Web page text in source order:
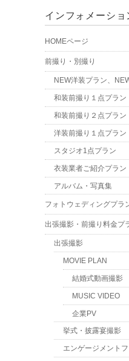
インフォメーショ
HOMEページ
前撮り・別撮り
NEW洋装プラン、
和装前撮り１点プラン
和装前撮り２点プラン
洋装前撮り１点プラン
スタジオ1点プラン
衣装業者ご紹介プラン
アルバム・写真集
フォトウェディングプラ
出張撮影・前撮り料金プ
出張撮影
MOVIE PLAN
結婚式動画撮影
MUSIC VIDEO
企業PV
挙式・披露宴撮影
エンゲージメントフ